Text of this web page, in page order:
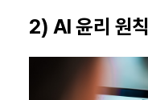
2) AI 윤리 원칙